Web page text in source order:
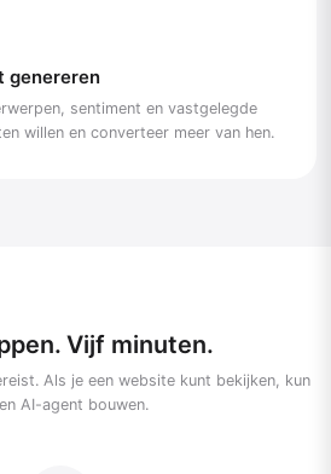
genereren
sentiment en vastgelegde
willen en converteer meer van hen.
Vijf minuten.
Als je een website kunt bekijken, kun
AI-agent bouwen.